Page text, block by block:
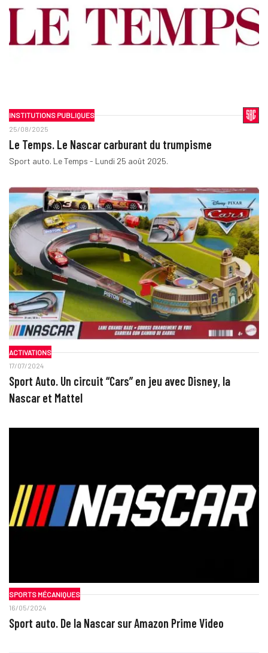
INSTITUTIONS PUBLIQUES
25/08/2025
Le Temps. Le Nascar carburant du trumpisme
Sport auto. Le Temps - Lundi 25 août 2025.
ACTIVATIONS
17/07/2024
Sport Auto. Un circuit “Cars” en jeu avec Disney, la
Nascar et Mattel
SPORTS MÉCANIQUES
16/05/2024
Sport auto. De la Nascar sur Amazon Prime Video